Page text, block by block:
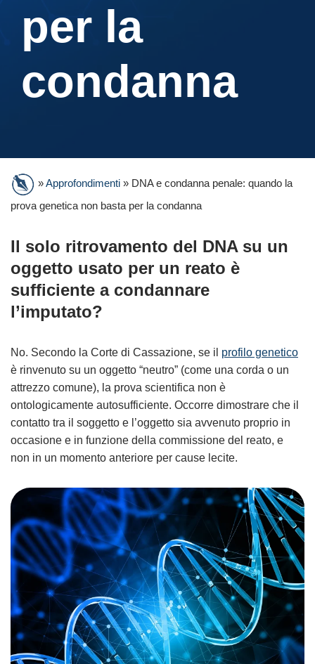
per la
condanna
»Approfondimenti » DNA e condanna penale: quando la
prova genetica non basta per la condanna
Il solo ritrovamento del DNA su un
oggetto usato per un reato è
sufficiente a condannare
l’imputato?
No. Secondo la Corte di Cassazione, se il profilo genetico
è rinvenuto su un oggetto “neutro” (come una corda o un
attrezzo comune), la prova scientifica non è
ontologicamente autosufficiente. Occorre dimostrare che il
contatto tra il soggetto e l’oggetto sia avvenuto proprio in
occasione e in funzione della commissione del reato, e
non in un momento anteriore per cause lecite.